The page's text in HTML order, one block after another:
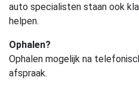
auto specialisten staan ook
helpen.
Ophalen?
Ophalen mogelijk na
afspraak.